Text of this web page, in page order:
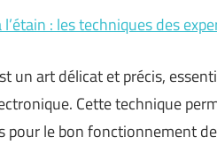
: les techniques des
un art délicat et précis,
Cette technique
pour le bon fonctionnement